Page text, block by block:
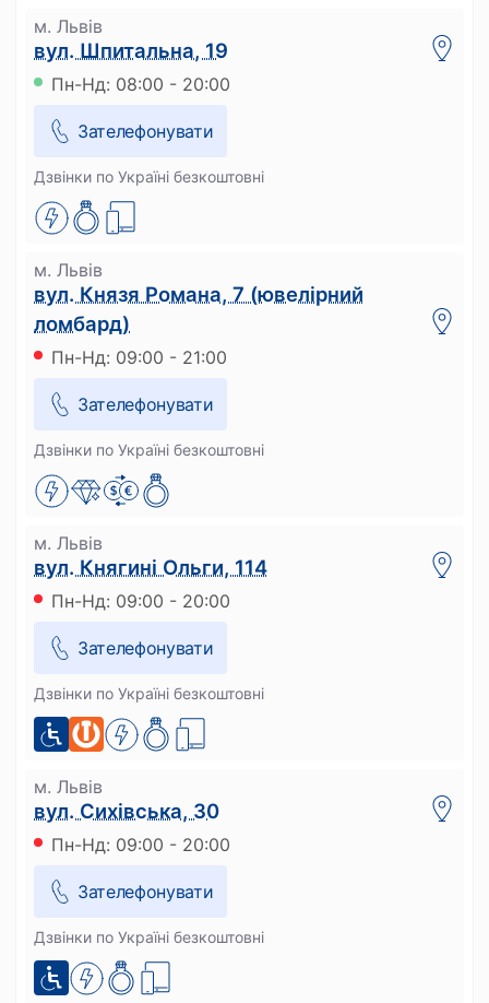
м. Львів
вул. Шпитальна, 19
Пн-Нд: 08:00 - 20:00
Зателефонувати
Дзвінки по Україні безкоштовні
м. Львів
вул. Князя Романа, 7 (ювелірний
ломбард)
Пн-Нд: 09:00 - 21:00
Зателефонувати
Дзвінки по Україні безкоштовні
м. Львів
вул. Княгині Ольги, 114
Пн-Нд: 09:00 - 20:00
Зателефонувати
Дзвінки по Україні безкоштовні
м. Львів
вул. Сихівська, 30
Пн-Нд: 09:00 - 20:00
Зателефонувати
Дзвінки по Україні безкоштовні